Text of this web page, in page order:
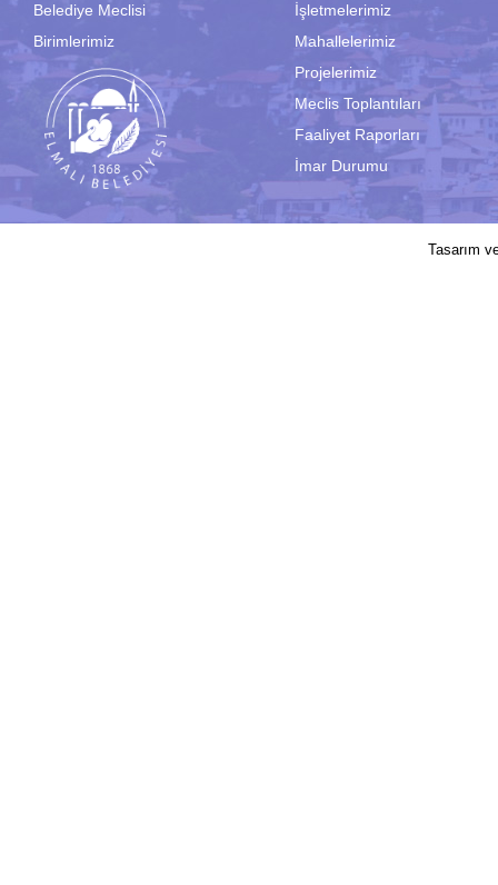
Belediye Meclisi
Birimlerimiz
İşletmelerimiz
Mahallelerimiz
Projelerimiz
Meclis Toplantıları
Faaliyet Raporları
İmar Durumu
Tasarım